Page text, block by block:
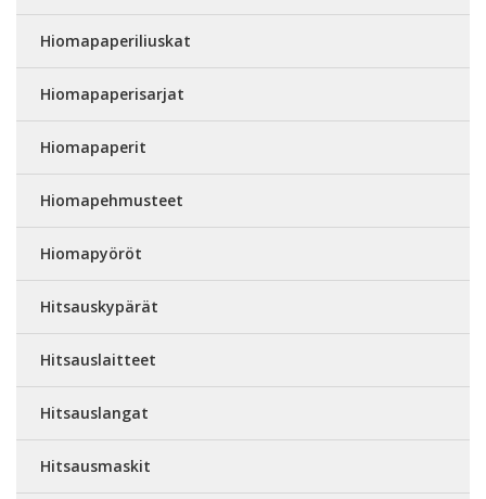
Hiomapaperiliuskat
Hiomapaperisarjat
Hiomapaperit
Hiomapehmusteet
Hiomapyöröt
Hitsauskypärät
Hitsauslaitteet
Hitsauslangat
Hitsausmaskit